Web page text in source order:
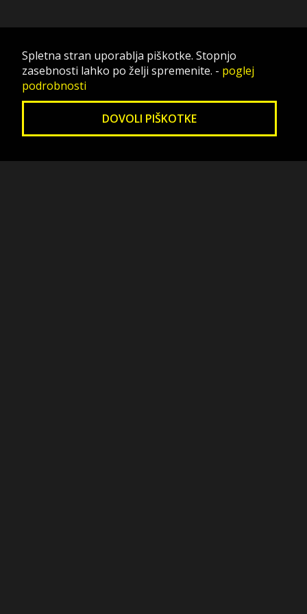
Spletna stran uporablja piškotke. Stopnjo
zasebnosti lahko po želji spremenite. - poglej
podrobnosti
DOVOLI PIŠKOTKE